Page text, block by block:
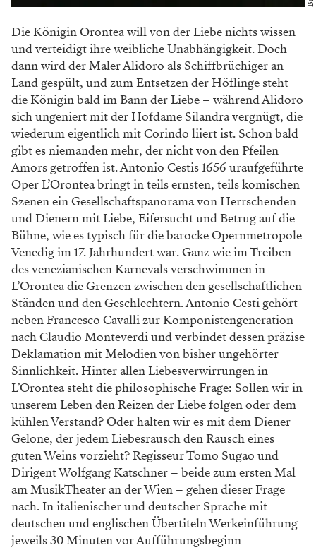
Die Königin Orontea will von der Liebe nichts wissen
und verteidigt ihre weibliche Unabhängigkeit. Doch
dann wird der Maler Alidoro als Schiffbrüchiger an
Land gespült, und zum Entsetzen der Höflinge steht
die Königin bald im Bann der Liebe – während Alidoro
sich ungeniert mit der Hofdame Silandra vergnügt, die
wiederum eigentlich mit Corindo liiert ist. Schon bald
gibt es niemanden mehr, der nicht von den Pfeilen
Amors getroffen ist. Antonio Cestis 1656 uraufgeführte
Oper L’Orontea bringt in teils ernsten, teils komischen
Szenen ein Gesellschaftspanorama von Herrschenden
und Dienern mit Liebe, Eifersucht und Betrug auf die
Bühne, wie es typisch für die barocke Opernmetropole
Venedig im 17. Jahrhundert war. Ganz wie im Treiben
des venezianischen Karnevals verschwimmen in
L’Orontea die Grenzen zwischen den gesellschaftlichen
Ständen und den Geschlechtern. Antonio Cesti gehört
neben Francesco Cavalli zur Komponistengeneration
nach Claudio Monteverdi und verbindet dessen präzise
Deklamation mit Melodien von bisher ungehörter
Sinnlichkeit. Hinter allen Liebesverwirrungen in
L’Orontea steht die philosophische Frage: Sollen wir in
unserem Leben den Reizen der Liebe folgen oder dem
kühlen Verstand? Oder halten wir es mit dem Diener
Gelone, der jedem Liebesrausch den Rausch eines
guten Weins vorzieht? Regisseur Tomo Sugao und
Dirigent Wolfgang Katschner – beide zum ersten Mal
am MusikTheater an der Wien – gehen dieser Frage
nach. In italienischer und deutscher Sprache mit
deutschen und englischen Übertiteln Werkeinführung
jeweils 30 Minuten vor Aufführungsbeginn